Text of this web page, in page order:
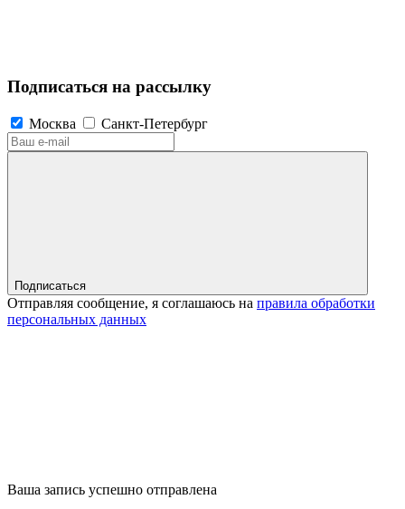
Подписаться на рассылку
Москва Санкт-Петербург
Подписаться
Отправляя сообщение, я соглашаюсь на правила обработки
персональных данных
Ваша запись успешно отправлена